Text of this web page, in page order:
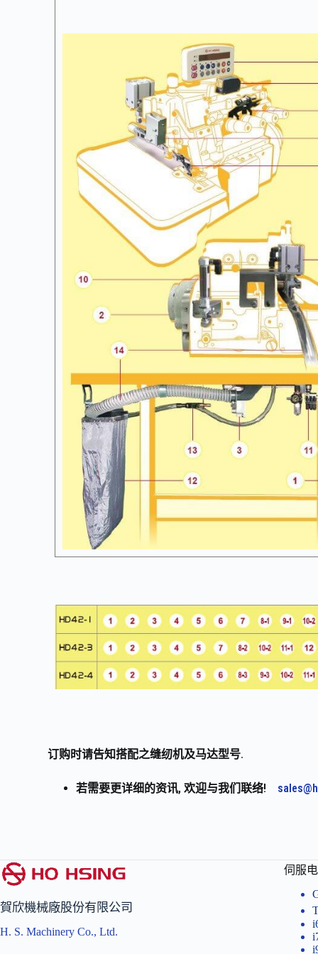
订购时请告知搭配之缝纫机及马达型号.
若需要更详细的资讯, 欢迎与我们联络!
賀欣機械廠股份有限公司
H. S. Machinery Co., Ltd.
伺服